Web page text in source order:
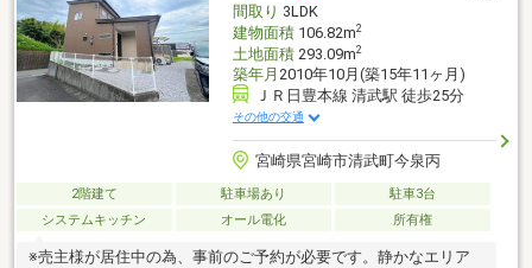
間取り 3LDK
建物面積106.82m2
土地面積293.09m2
築年月 2010年10月(築15年11ヶ月)
ＪＲ日豊本線 清武駅 徒歩25分
その他の交通
宮崎県宮崎市清武町今泉丙
2階建て 駐車場あり
駐車3台
システムキッチン
オール電化 所有権
※売主様が居住中の為、事前のご予約が必要です。静かなエリア